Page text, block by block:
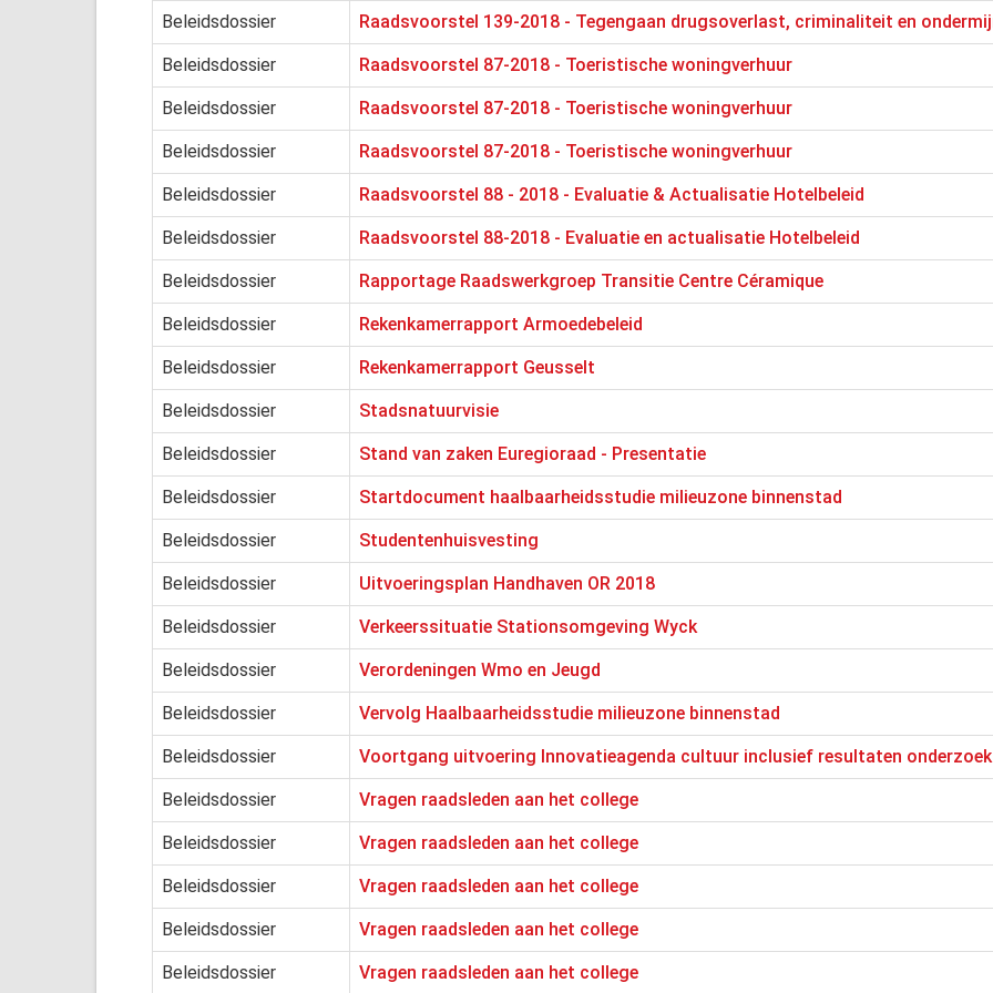
Beleidsdossier Raadsvoorstel 139-2018 - Tegengaan drugsoverlast, criminaliteit en
Beleidsdossier Raadsvoorstel 87-2018 - Toeristische woningverhuur
Beleidsdossier Raadsvoorstel 87-2018 - Toeristische woningverhuur
Beleidsdossier Raadsvoorstel 87-2018 - Toeristische woningverhuur
Beleidsdossier Raadsvoorstel 88 - 2018 - Evaluatie & Actualisatie Hotelbeleid
Beleidsdossier Raadsvoorstel 88-2018 - Evaluatie en actualisatie Hotelbeleid
Beleidsdossier Rapportage Raadswerkgroep Transitie Centre Céramique
Beleidsdossier Rekenkamerrapport Armoedebeleid
Beleidsdossier Rekenkamerrapport Geusselt
Beleidsdossier Stadsnatuurvisie
Beleidsdossier Stand van zaken Euregioraad - Presentatie
Beleidsdossier Startdocument haalbaarheidsstudie milieuzone binnenstad
Beleidsdossier Studentenhuisvesting
Beleidsdossier Uitvoeringsplan Handhaven OR 2018
Beleidsdossier Verkeerssituatie Stationsomgeving Wyck
Beleidsdossier Verordeningen Wmo en Jeugd
Beleidsdossier Vervolg Haalbaarheidsstudie milieuzone binnenstad
Beleidsdossier Voortgang uitvoering Innovatieagenda cultuur inclusief resultaten
Beleidsdossier Vragen raadsleden aan het college
Beleidsdossier Vragen raadsleden aan het college
Beleidsdossier Vragen raadsleden aan het college
Beleidsdossier Vragen raadsleden aan het college
Beleidsdossier Vragen raadsleden aan het college